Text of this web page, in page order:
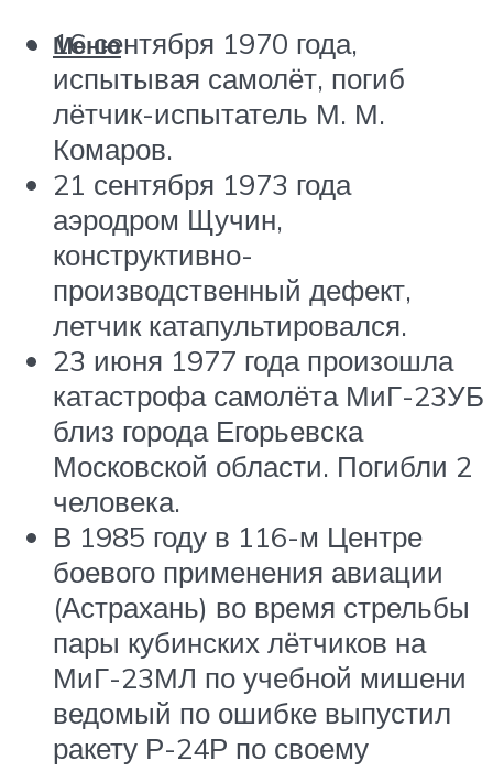
Меню
16 сентября 1970 года,
испытывая самолёт, погиб
лётчик-испытатель М. М.
Комаров.
21 сентября 1973 года
аэродром Щучин,
конструктивно-
производственный дефект,
летчик катапультировался.
23 июня 1977 года произошла
катастрофа самолёта МиГ-23УБ
близ города Егорьевска
Московской области. Погибли 2
человека.
В 1985 году в 116-м Центре
боевого применения авиации
(Астрахань) во время стрельбы
пары кубинских лётчиков на
МиГ-23МЛ по учебной мишени
ведомый по ошибке выпустил
ракету Р-24Р по своему